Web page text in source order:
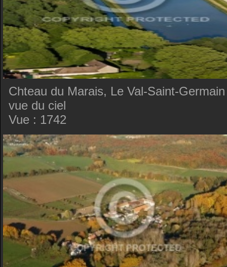
Chteau du Marais, Le Val-Saint-Germain
vue du ciel
Vue : 1742